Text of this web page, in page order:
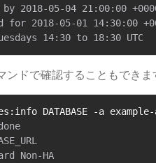
2018-05-04 21:00:00
for 2018-05-01 14:30:00
ンドで確認することもできま
DATABASE -a example-
Non-HA